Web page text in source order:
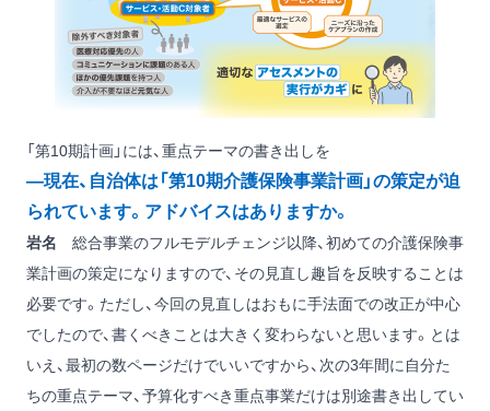
「第10期計画」には、重点テーマの書き出しを
―現在、自治体は「第10期介護保険事業計画」の策定が迫
られています。アドバイスはありますか。
岩名 総合事業のフルモデルチェンジ以降、初めての介護保険事
業計画の策定になりますので、その見直し趣旨を反映することは
必要です。ただし、今回の見直しはおもに手法面での改正が中心
でしたので、書くべきことは大きく変わらないと思います。とは
いえ、最初の数ページだけでいいですから、次の3年間に自分た
ちの重点テーマ、予算化すべき重点事業だけは別途書き出してい